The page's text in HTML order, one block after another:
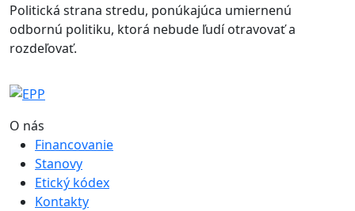
Politická strana stredu, ponúkajúca umiernenú
odbornú politiku, ktorá nebude ľudí otravovať a
rozdeľovať.
O nás
Financovanie
Stanovy
Etický kódex
Kontakty